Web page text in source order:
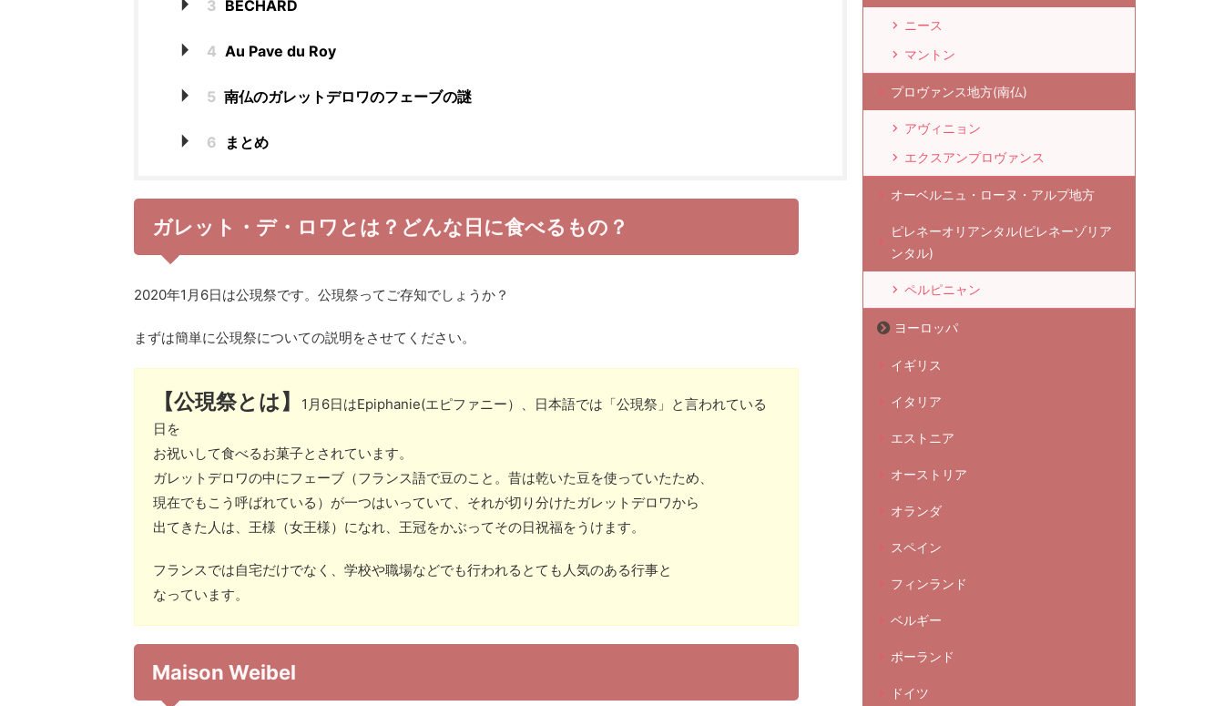
3 BECHARD
4 Au Pave du Roy
5 南仏のガレットデロワのフェーブの謎
6 まとめ
ガレット・デ・ロワとは？どんな日に食べるもの？
2020年1月6日は公現祭です。公現祭ってご存知でしょうか？
まずは簡単に公現祭についての説明をさせてください。
【公現祭とは】
1月6日はEpiphanie(エピファニー）、日本語では「公現祭」と言われている
日を
お祝いして食べるお菓子とされています。
ガレットデロワの中にフェーブ（フランス語で豆のこと。昔は乾いた豆を使っていたため、
現在でもこう呼ばれている）が一つはいっていて、それが切り分けたガレットデロワから
出てきた人は、王様（女王様）になれ、王冠をかぶってその日祝福をうけます。
フランスでは自宅だけでなく、学校や職場などでも行われるとても人気のある行事と
なっています。
Maison Weibel
ニース
マントン
プロヴァンス地方(南仏)
アヴィニョン
エクスアンプロヴァンス
オーベルニュ・ローヌ・アルプ地方
ピレネーオリアンタル(ピレネーゾリア
ンタル)
ペルピニャン
ヨーロッパ
イギリス
イタリア
エストニア
オーストリア
オランダ
スペイン
フィンランド
ベルギー
ポーランド
ドイツ